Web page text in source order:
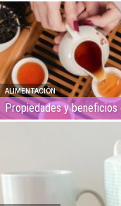
ALIMENTACIÓN
Propiedades y beneficios